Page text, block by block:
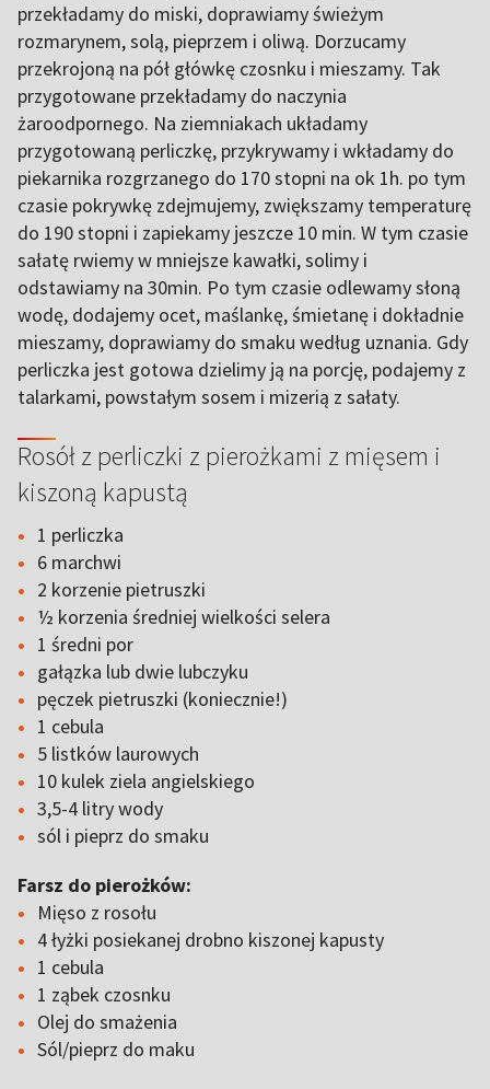
przekładamy do miski, doprawiamy świeżym
rozmarynem, solą, pieprzem i oliwą. Dorzucamy
przekrojoną na pół główkę czosnku i mieszamy. Tak
przygotowane przekładamy do naczynia
żaroodpornego. Na ziemniakach układamy
przygotowaną perliczkę, przykrywamy i wkładamy do
piekarnika rozgrzanego do 170 stopni na ok 1h. po tym
czasie pokrywkę zdejmujemy, zwiększamy temperaturę
do 190 stopni i zapiekamy jeszcze 10 min. W tym czasie
sałatę rwiemy w mniejsze kawałki, solimy i
odstawiamy na 30min. Po tym czasie odlewamy słoną
wodę, dodajemy ocet, maślankę, śmietanę i dokładnie
mieszamy, doprawiamy do smaku według uznania. Gdy
perliczka jest gotowa dzielimy ją na porcję, podajemy z
talarkami, powstałym sosem i mizerią z sałaty.
Rosół z perliczki z pierożkami z mięsem i
kiszoną kapustą
1 perliczka
6 marchwi
2 korzenie pietruszki
½ korzenia średniej wielkości selera
1 średni por
gałązka lub dwie lubczyku
pęczek pietruszki (koniecznie!)
1 cebula
5 listków laurowych
10 kulek ziela angielskiego
3,5-4 litry wody
sól i pieprz do smaku
Farsz do pierożków:
Mięso z rosołu
4 łyżki posiekanej drobno kiszonej kapusty
1 cebula
1 ząbek czosnku
Olej do smażenia
Sól/pieprz do maku